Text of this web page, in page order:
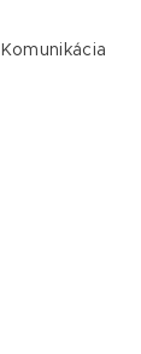
Komunikácia